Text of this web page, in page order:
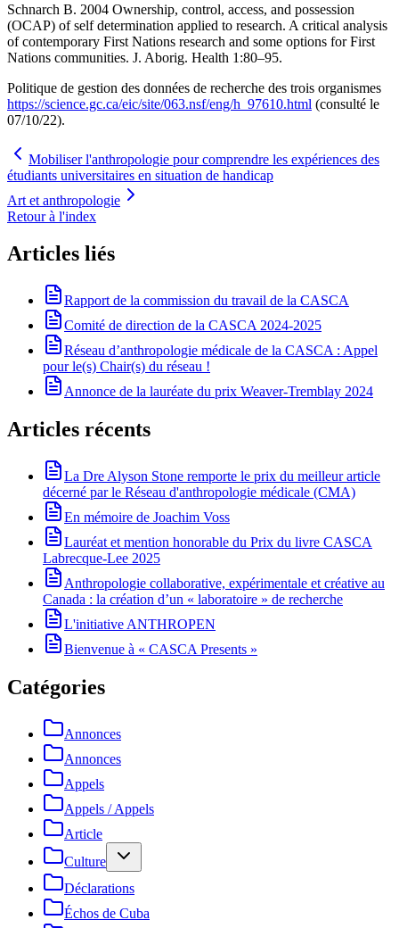
Schnarch B. 2004 Ownership, control, access, and possession
(OCAP) of self determination applied to research. A critical analysis
of contemporary First Nations research and some options for First
Nations communities. J. Aborig. Health 1:80–95.
Politique de gestion des données de recherche des trois organismes
https://science.gc.ca/eic/site/063.nsf/eng/h_97610.html (consulté le
07/10/22).
Mobiliser l'anthropologie pour comprendre les expériences des
étudiants universitaires en situation de handicap
Art et anthropologie
Retour à l'index
Articles liés
Rapport de la commission du travail de la CASCA
Comité de direction de la CASCA 2024-2025
Réseau d’anthropologie médicale de la CASCA : Appel
pour le(s) Chair(s) du réseau !
Annonce de la lauréate du prix Weaver-Tremblay 2024
Articles récents
La Dre Alyson Stone remporte le prix du meilleur article
décerné par le Réseau d'anthropologie médicale (CMA)
En mémoire de Joachim Voss
Lauréat et mention honorable du Prix du livre CASCA
Labrecque-Lee 2025
Anthropologie collaborative, expérimentale et créative au
Canada : la création d’un « laboratoire » de recherche
L'initiative ANTHROPEN
Bienvenue à « CASCA Presents »
Catégories
Annonces
Annonces
Appels
Appels / Appels
Article
Culture
Déclarations
Échos de Cuba